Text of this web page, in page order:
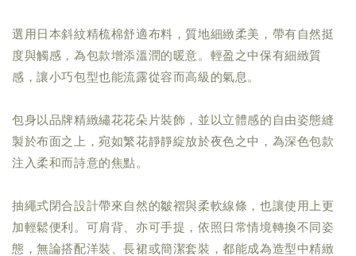
選用日本斜紋精梳棉舒適布料，質地細緻柔美，帶有自然挺
度與觸感，為包款增添溫潤的暖意。輕盈之中保有細緻質
感，讓小巧包型也能流露從容而高級的氣息。
包身以品牌精緻繡花花朵片裝飾，並以立體感的自由姿態縫
製於布面之上，宛如繁花靜靜綻放於夜色之中，為深色包款
注入柔和而詩意的焦點。
抽繩式閉合設計帶來自然的皺褶與柔軟線條，也讓使用上更
加輕鬆便利。可肩背、亦可手提，依照日常情境轉換不同姿
態，無論搭配洋裝、長裙或簡潔套裝，都能成為造型中精緻